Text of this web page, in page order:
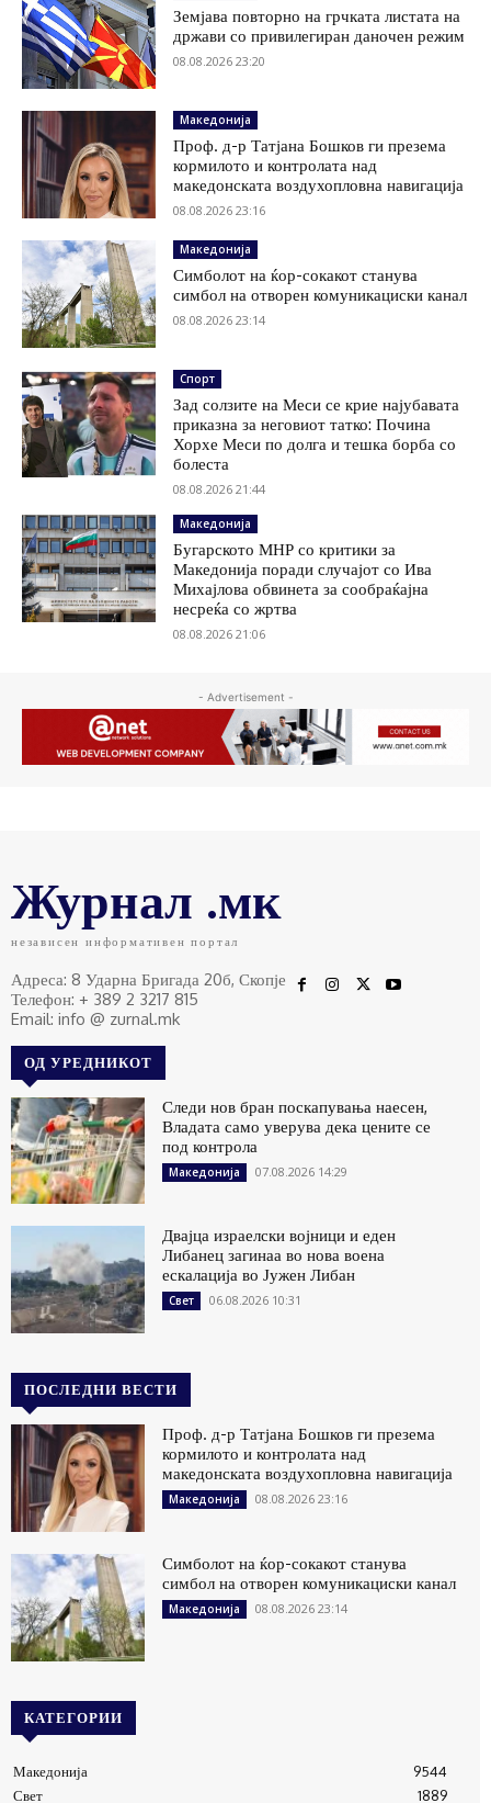
Земјава повторно на грчката листата на
држави со привилегиран даночен режим
08.08.2026 23:20
Македонија
Проф. д-р Татјана Бошков ги презема
кормилото и контролата над
македонската воздухопловна навигација
08.08.2026 23:16
Македонија
Симболот на ќор-сокакот станува
симбол на отворен комуникациски канал
08.08.2026 23:14
Спорт
Зад солзите на Меси се крие најубавата
приказна за неговиот татко: Почина
Хорхе Меси по долга и тешка борба со
болеста
08.08.2026 21:44
Македонија
Бугарското МНР со критики за
Македонија поради случајот со Ива
Михајлова обвинета за сообраќајна
несреќа со жртва
08.08.2026 21:06
- Advertisement -
Журнал .мк
независен информативен портал
Адреса: 8 Ударна Бригада 20б, Скопје
Телефон: + 389 2 3217 815
Email: info @ zurnal.mk
ОД УРЕДНИКОТ
Следи нов бран поскапувања наесен,
Владата само уверува дека цените се
под контрола
Македонија 07.08.2026 14:29
Двајца израелски војници и еден
Либанец загинаа во нова воена
ескалација во Јужен Либан
Свет 06.08.2026 10:31
ПОСЛЕДНИ ВЕСТИ
Проф. д-р Татјана Бошков ги презема
кормилото и контролата над
македонската воздухопловна навигација
Македонија 08.08.2026 23:16
Симболот на ќор-сокакот станува
симбол на отворен комуникациски канал
Македонија 08.08.2026 23:14
КАТЕГОРИИ
Македонија
9544
Свет
1889